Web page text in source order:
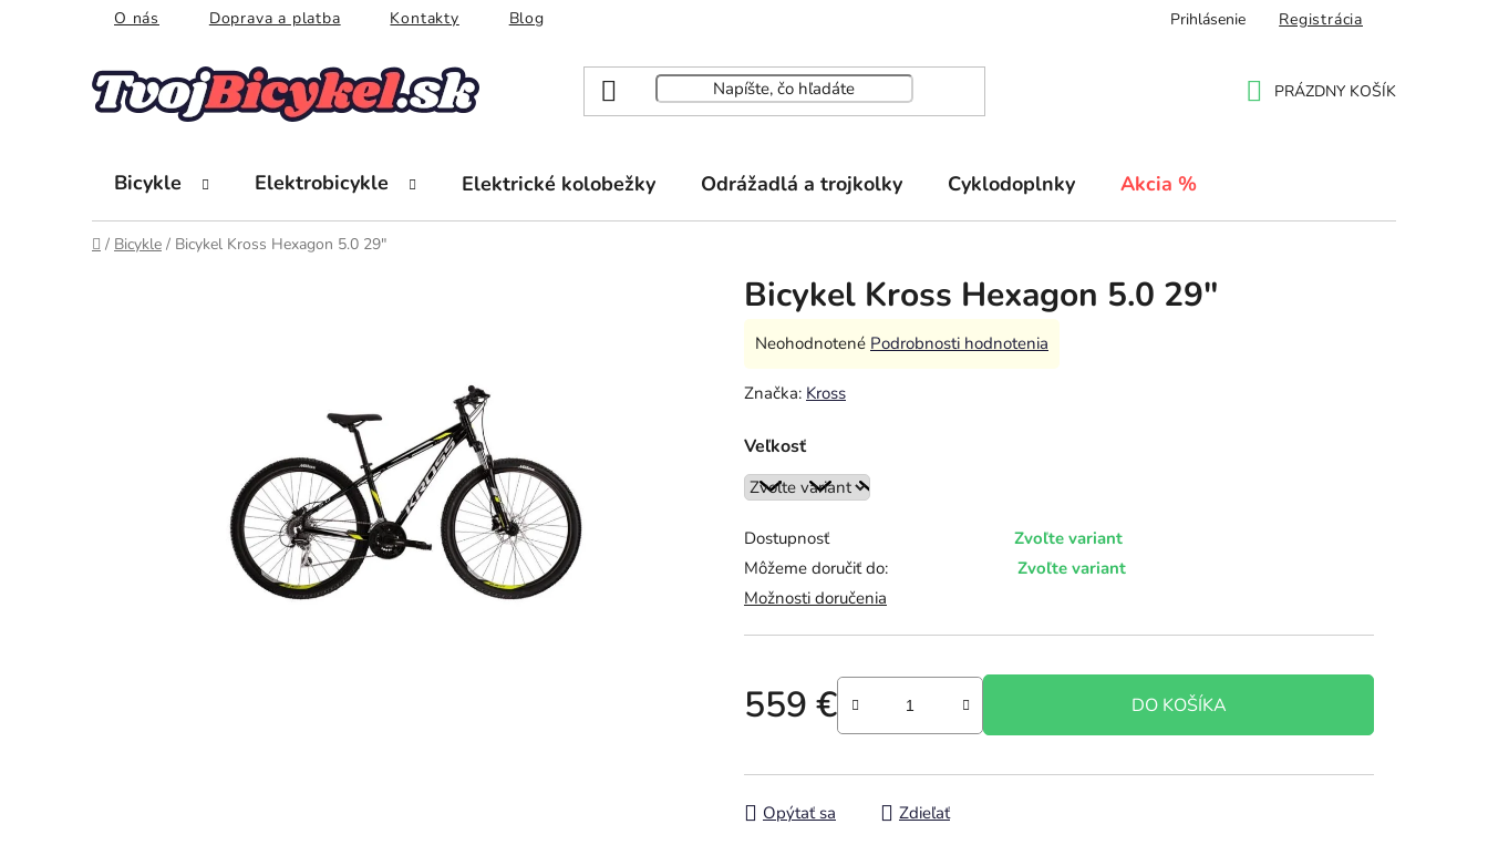
O nás Doprava a platba Kontakty Blog Prihlásenie Registrácia
PRÁZDNY KOŠÍK
Bicykle Elektrobicykle Elektrické kolobežky Odrážadlá a trojkolky Cyklodoplnky Akcia %
Domov
/ Bicykle / Bicykel Kross Hexagon 5.0 29"
Bicykel Kross Hexagon 5.0 29"
Priemerné
produktu
0,0
z
hviezdičiek.
Neohodnotené Podrobnosti hodnotenia
Značka: Kross
Veľkosť
Dostupnosť
Zvoľte variant
Môžeme doručiť do:
Zvoľte variant
Možnosti doručenia
559 €
Jednotková cena:
DO KOŠÍKA
Opýtať sa Zdieľať